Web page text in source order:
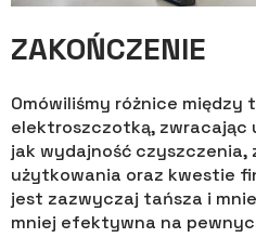
ZAKOŃCZENIE
Omówiliśmy różnice między
elektroszczotką, zwracając
jak wydajność czyszczenia,
użytkowania oraz kwestie
jest zazwyczaj tańsza i
mniej efektywna na